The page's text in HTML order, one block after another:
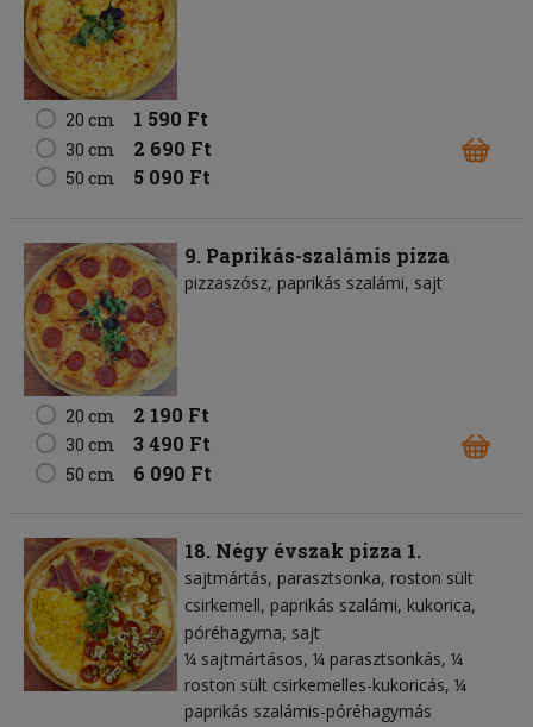
20 cm 1 590 Ft
30 cm 2 690 Ft
50 cm 5 090 Ft
9. Paprikás-szalámis pizza
pizzaszósz paprikás szalámi sajt
20 cm 2 190 Ft
30 cm 3 490 Ft
50 cm 6 090 Ft
18. Négy évszak pizza 1.
sajtmártás parasztsonka roston sült
csirkemell paprikás szalámi kukorica
póréhagyma sajt
¼ sajtmártásos, ¼ parasztsonkás, ¼
roston sült csirkemelles-kukoricás, ¼
paprikás szalámis-póréhagymás